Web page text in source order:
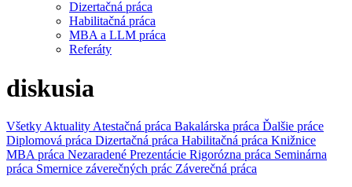
Dizertačná práca
Habilitačná práca
MBA a LLM práca
Referáty
diskusia
Všetky Aktuality Atestačná práca Bakalárska práca Ďalšie práce
Diplomová práca Dizertačná práca Habilitačná práca Knižnice
MBA práca Nezaradené Prezentácie Rigorózna práca Seminárna
práca Smernice záverečných prác Záverečná práca